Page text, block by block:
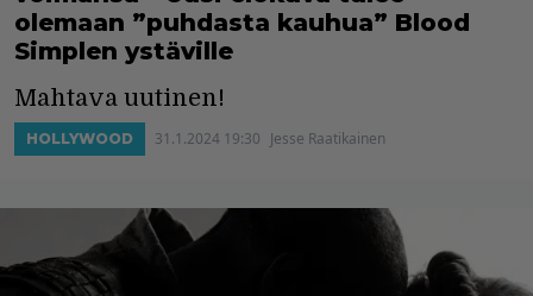
olemaan ”puhdasta kauhua” Blood
Simplen ystäville
Mahtava uutinen!
HOLLYWOOD 31.1.2024 19:30 Jesse Raatikainen